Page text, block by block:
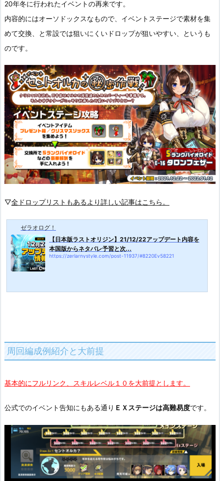
20年冬に行われたイベントの再来です。
内容的にはオーソドックスなもので、イベントステージで素材を集
めて交換、と常設では狙いにくいドロップが狙いやすい、というも
のです。
▽全ドロップリストもあるより詳しい記事はこちら。
ゼラオログ！
【日本版ラストオリジン】21/12/22アップデート内容を
本国版からネタバレ予習と次...
https://zerlarnystyle.com/post-11937/#8220Ev58221
周回編成例紹介と大前提
基本的にフルリンク、スキルレベル１０を大前提とします。
公式でのイベント告知にもある通り ＥＸステージは高難易度です。